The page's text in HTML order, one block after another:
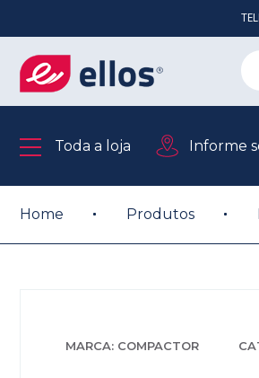
Toda a loja Informe
Home Produtos
MARCA: COMPACTOR